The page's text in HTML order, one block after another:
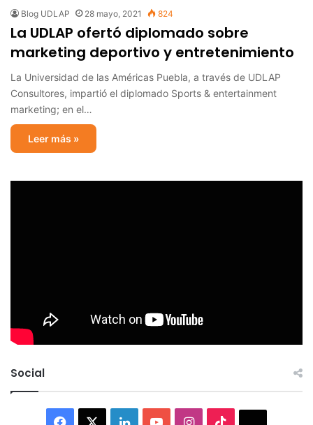
Blog UDLAP 28 mayo, 2021 824
La UDLAP ofertó diplomado sobre
marketing deportivo y entretenimiento
La Universidad de las Américas Puebla, a través de UDLAP
Consultores, impartió el diplomado Sports & entertainment
marketing; en el…
Leer más »
Social
Facebook LinkedInYouTubeInstagram